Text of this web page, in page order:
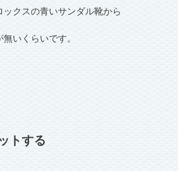
クスの青いサンダル靴から
いくらいです。
トする